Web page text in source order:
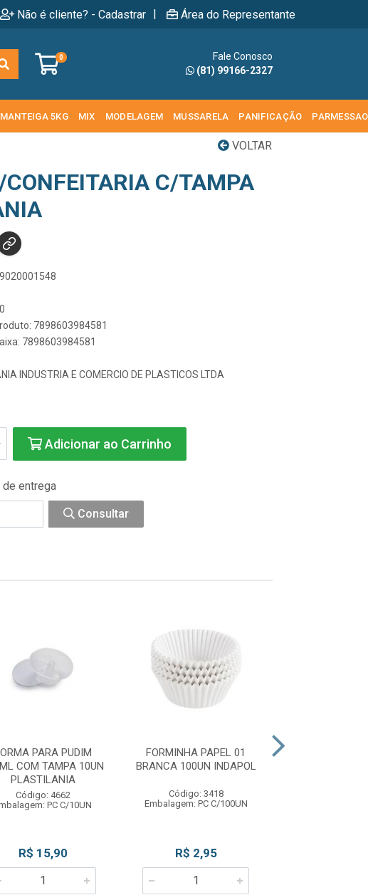
Não é cliente? - Cadastrar | Área do Representante
0
Fale Conosco
(81) 99166-2327
MANTEIGA 5KG MIX MODELAGEM MUSSARELA PANIFICAÇÃO PARMESSAO
VOLTAR
C/TAMPA
7898603984581
7898603984581
INDUSTRIA E COMERCIO DE PLASTICOS LTDA
Adicionar ao Carrinho
entrega
Consultar
PARA PUDIM
COM TAMPA 10UN
PLASTILANIA
Código: 4662
PC C/10UN
R$ 15,90
FORMINHA PAPEL 01
BRANCA 100UN INDAPOL
Código: 3418
Embalagem: PC C/100UN
R$ 2,95